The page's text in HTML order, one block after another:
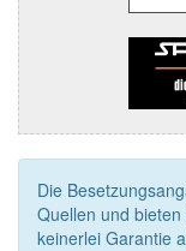
Die
Quellen und
keinerlei Garantie